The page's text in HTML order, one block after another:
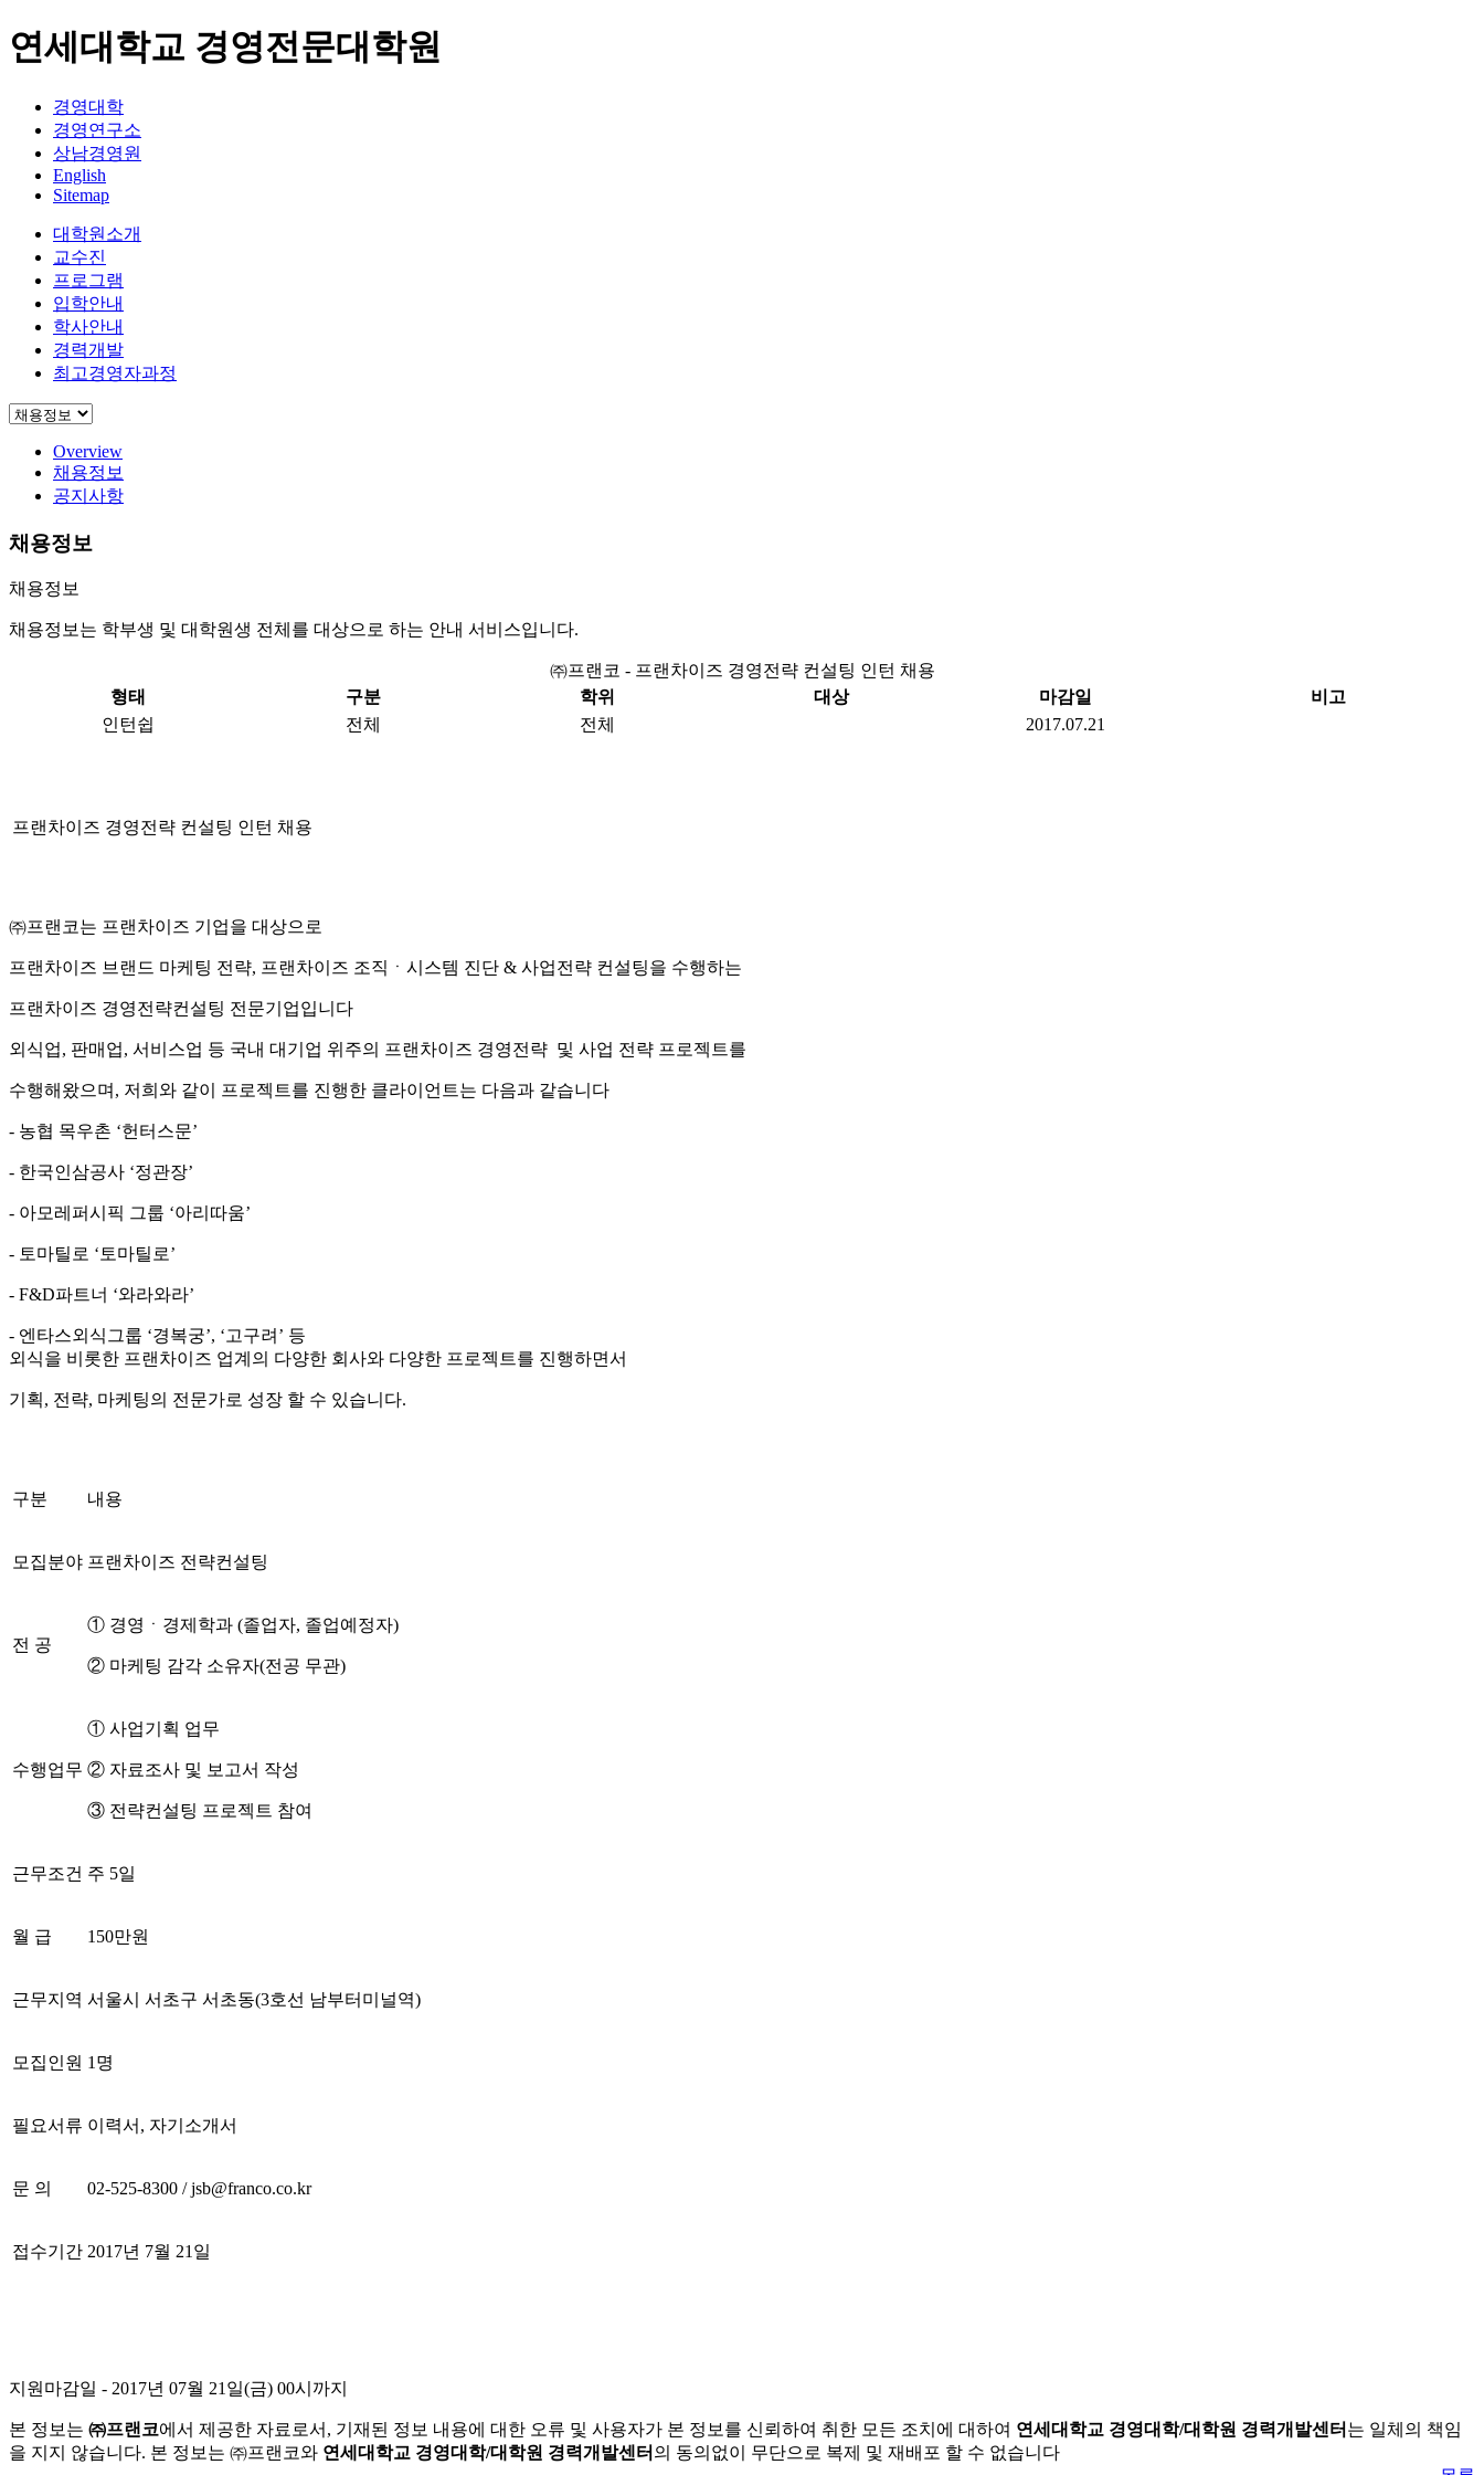
연세대학교 경영전문대학원
경영대학
경영연구소
상남경영원
English
Sitemap
대학원소개
교수진
프로그램
입학안내
학사안내
경력개발
최고경영자과정
Overview
채용정보
공지사항
채용정보
채용정보
채용정보는 학부생 및 대학원생 전체를 대상으로 하는 안내 서비스입니다.
㈜프랜코 - 프랜차이즈 경영전략 컨설팅 인턴 채용
형태
구분 학위 대상 마감일
비고
인턴쉽
전체 전체 2017.07.21
프랜차이즈 경영전략 컨설팅 인턴 채용
㈜프랜코는 프랜차이즈 기업을 대상으로
프랜차이즈 브랜드 마케팅 전략, 프랜차이즈 조직 ㆍ 시스템 진단 & 사업전략 컨설팅을 수행하는
프랜차이즈 경영전략컨설팅 전문기업입니다
외식업, 판매업, 서비스업 등 국내 대기업 위주의 프랜차이즈 경영전략 및 사업 전략 프로젝트를
수행해왔으며 , 저희와 같이 프로젝트를 진행한 클라이언트는 다음과 같습니다
- 농협 목우촌 ‘헌터스문’
- 한국인삼공사 ‘정관장’
- 아모레퍼시픽 그룹 ‘아리따움’
- 토마틸로 ‘ 토마틸로’
- F&D파트너 ‘와라와라’
- 엔타스외식그룹 ‘경복궁’, ‘고구려 ’ 등
외식을 비롯한 프랜차이즈 업계의 다양한 회사와 다양한 프로젝트를 진행하면서
기획, 전략, 마케팅의 전문가로 성장 할 수 있습니다.
구분 내용
모집분야 프랜차이즈 전략컨설팅
전 공
① 경영 ㆍ 경제학과 (졸업자, 졸업예정자)
② 마케팅 감각 소유자(전공 무관)
수행업무
① 사업기획 업무
② 자료조사 및 보고서 작성
③ 전략컨설팅 프로젝트 참여
근무조건 주 5일
월 급 150만원
근무지역 서울시 서초구 서초동(3호선 남부터미널역)
모집인원 1 명
필요서류 이력서 , 자기소개서
문 의 02-525-8300 / jsb@franco.co.kr
접수기간 2017년 7월 21 일
지원마감일 - 2017년 07월 21일(금) 00시까지
본 정보는 ㈜프랜코에서 제공한 자료로서, 기재된 정보 내용에 대한 오류 및 사용자가 본 정보를 신뢰하여 취한 모든 조치에 대하여 연세대학교 경영대학/대학원 경력개발센터 는 일체의 책임
을 지지 않습니다. 본 정보는 ㈜프랜코와 연세대학교 경영대학/대학원 경력개발센터 의 동의없이 무단으로 복제 및 재배포 할 수 없습니다